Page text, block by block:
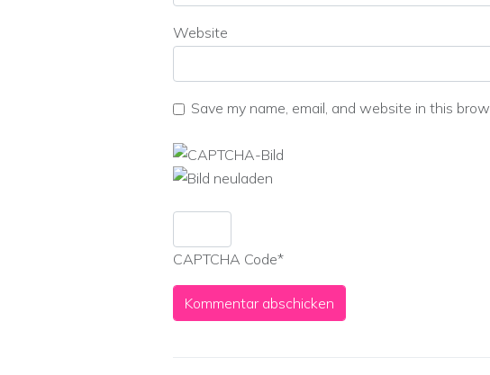
Website
Save my name, email, and website in this
CAPTCHA Code*